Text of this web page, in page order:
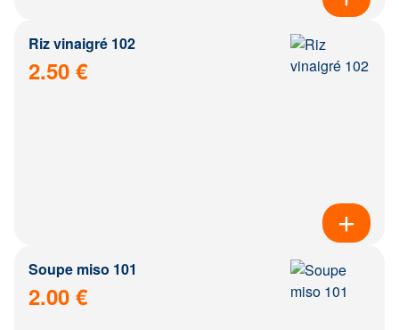
Riz vinaigré 102
2.50 €
Soupe miso 101
2.00 €